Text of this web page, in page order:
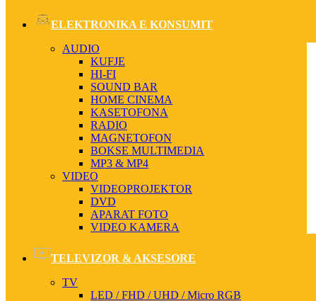
ELEKTRONIKA E KONSUMIT
AUDIO
KUFJE
HI-FI
SOUND BAR
HOME CINEMA
KASETOFONA
RADIO
MAGNETOFON
BOKSE MULTIMEDIA
MP3 & MP4
VIDEO
VIDEOPROJEKTOR
DVD
APARAT FOTO
VIDEO KAMERA
TELEVIZOR & AKSESORE
TV
LED / FHD / UHD / Micro RGB